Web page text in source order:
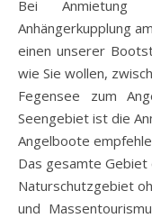
Bei Anmietung
Anhängerkupplung
einen unserer
wie Sie wollen,
Fegensee zum
Seengebiet ist die
Angelboote
Das gesamte
Naturschutzgebiet
und